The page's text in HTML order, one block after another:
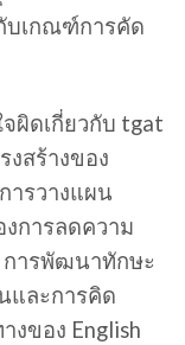
บเกณฑ์การคัด
ผิดเกี่ยวกับ tgat
งสร้างของ
รวางแผน
งการลดความ
การพัฒนาทักษะ
และการคิด
งของ English